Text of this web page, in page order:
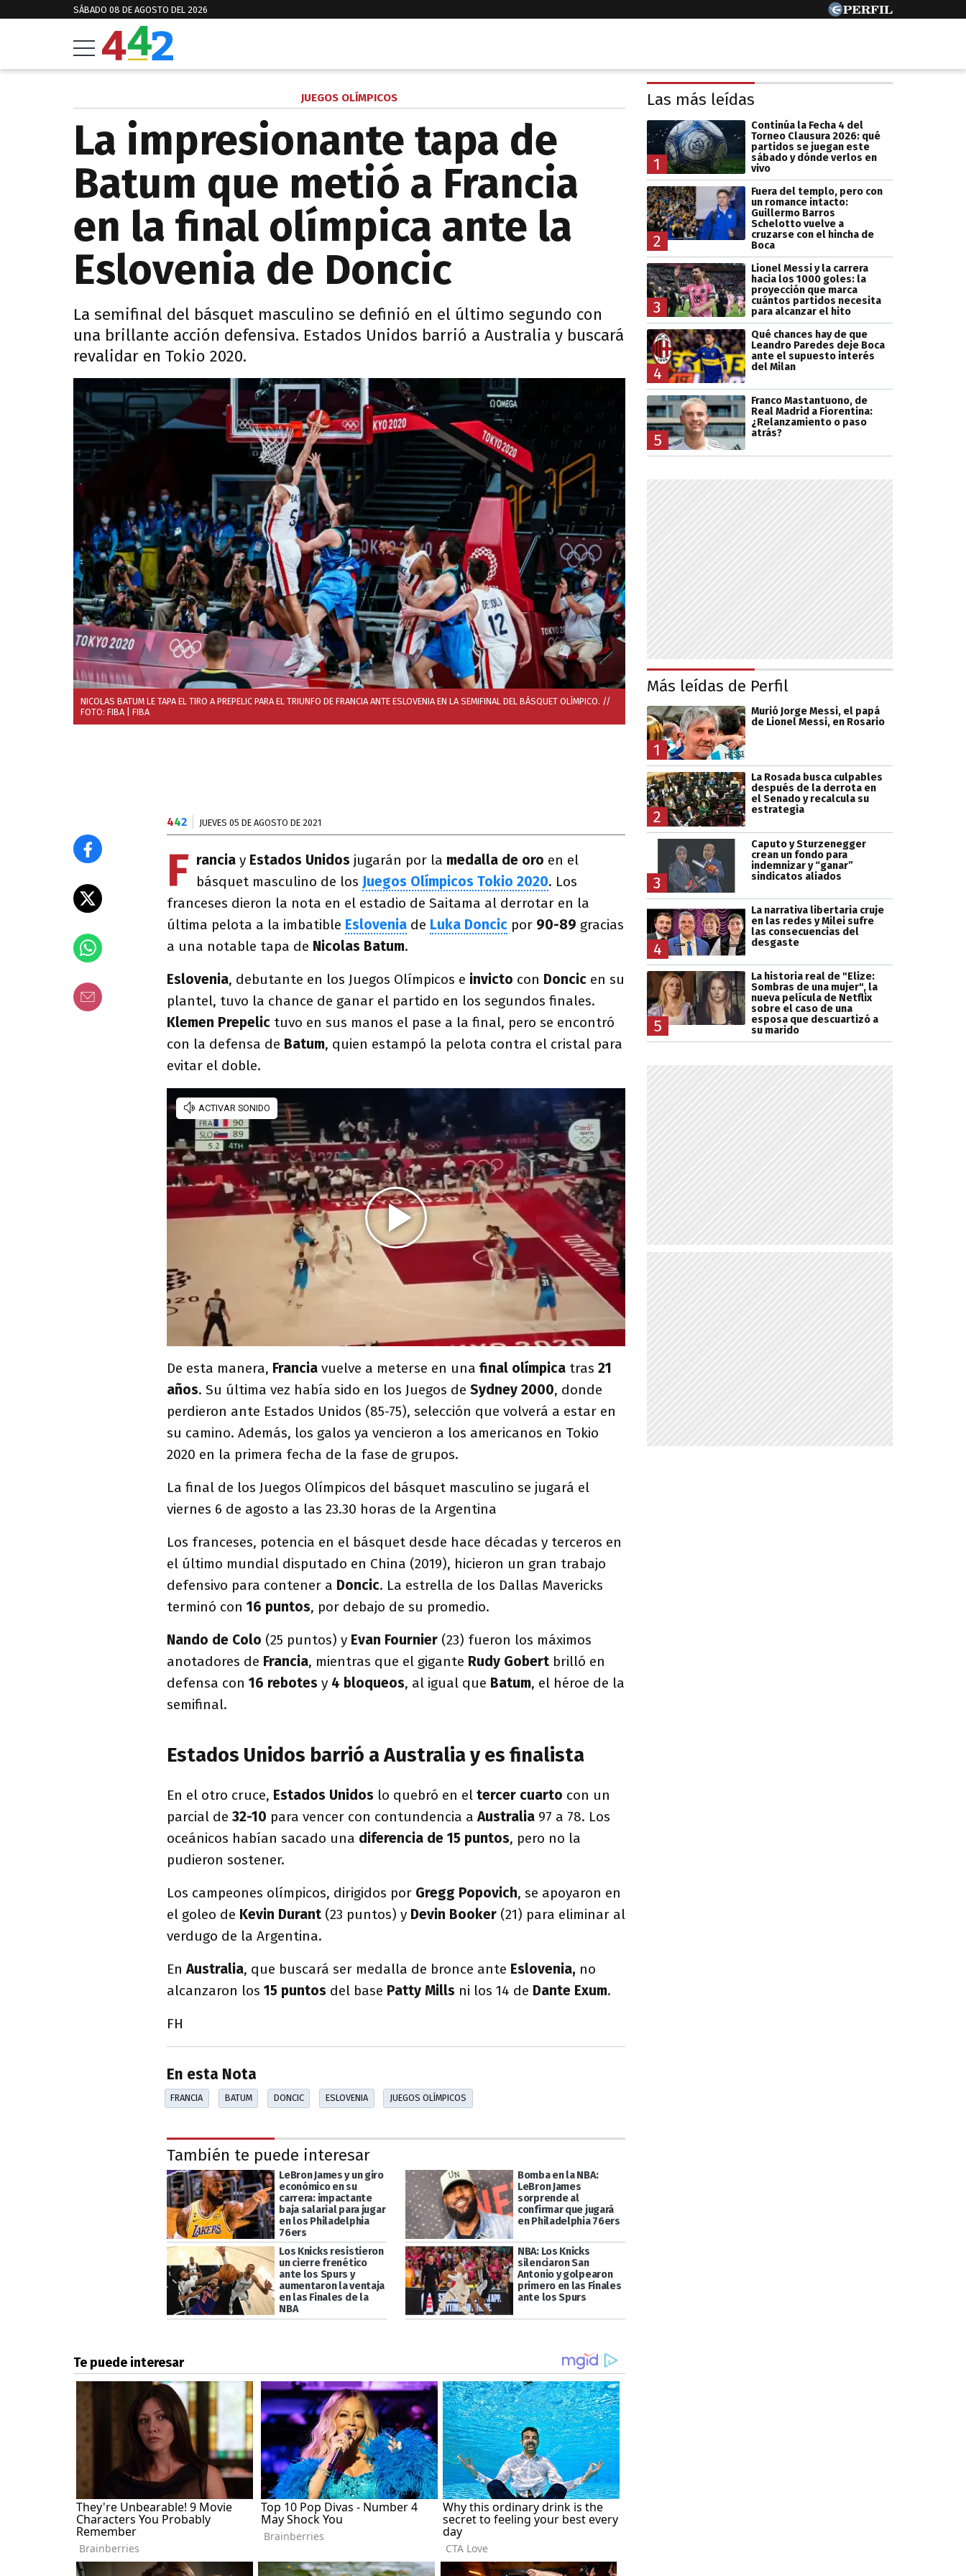
SÁBADO 08 DE AGOSTO DEL 2026
JUEGOS OLÍMPICOS
La impresionante tapa de
Batum que metió a Francia
en la final olímpica ante la
Eslovenia de Doncic
La semifinal del básquet masculino se definió en el último segundo con
una brillante acción defensiva. Estados Unidos barrió a Australia y buscará
revalidar en Tokio 2020.
NICOLAS BATUM LE TAPA EL TIRO A PREPELIC PARA EL TRIUNFO DE FRANCIA ANTE ESLOVENIA EN LA SEMIFINAL DEL BÁSQUET OLÍMPICO. //
FOTO: FIBA | FIBA
442 JUEVES 05 DE AGOSTO DE 2021
F rancia y Estados Unidos jugarán por la medalla de oro en el
básquet masculino de los Juegos Olímpicos Tokio 2020. Los
franceses dieron la nota en el estadio de Saitama al derrotar en la
última pelota a la imbatible Eslovenia de Luka Doncic por 90-89 gracias
a una notable tapa de Nicolas Batum.
Eslovenia, debutante en los Juegos Olímpicos e invicto con Doncic en su
plantel, tuvo la chance de ganar el partido en los segundos finales.
Klemen Prepelic tuvo en sus manos el pase a la final, pero se encontró
con la defensa de Batum, quien estampó la pelota contra el cristal para
evitar el doble.
De esta manera, Francia vuelve a meterse en una final olímpica tras 21
años. Su última vez había sido en los Juegos de Sydney 2000, donde
perdieron ante Estados Unidos (85-75), selección que volverá a estar en
su camino. Además, los galos ya vencieron a los americanos en Tokio
2020 en la primera fecha de la fase de grupos.
La final de los Juegos Olímpicos del básquet masculino se jugará el
viernes 6 de agosto a las 23.30 horas de la Argentina
Los franceses, potencia en el básquet desde hace décadas y terceros en
el último mundial disputado en China (2019), hicieron un gran trabajo
defensivo para contener a Doncic. La estrella de los Dallas Mavericks
terminó con 16 puntos, por debajo de su promedio.
Nando de Colo (25 puntos) y Evan Fournier (23) fueron los máximos
anotadores de Francia, mientras que el gigante Rudy Gobert brilló en
defensa con 16 rebotes y 4 bloqueos, al igual que Batum, el héroe de la
semifinal.
Estados Unidos barrió a Australia y es finalista
En el otro cruce, Estados Unidos lo quebró en el tercer cuarto con un
parcial de 32-10 para vencer con contundencia aAustralia 97 a 78. Los
oceánicos habían sacado una diferencia de 15 puntos, pero no la
pudieron sostener.
Los campeones olímpicos, dirigidos por Gregg Popovich, se apoyaron en
el goleo de Kevin Durant (23 puntos) y Devin Booker (21) para eliminar al
verdugo de la Argentina.
EnAustralia, que buscará ser medalla de bronce ante Eslovenia, no
alcanzaron los 15 puntos del base Patty Mills ni los 14 de Dante Exum.
FH
En esta Nota
FRANCIA BATUM DONCIC ESLOVENIA JUEGOS OLÍMPICOS
También te puede interesar
LeBron James y un giro
económico en su
carrera: impactante
baja salarial para jugar
en los Philadelphia
76ers
Bomba en la NBA:
LeBron James
sorprende al
confirmar que jugará
en Philadelphia 76ers
Los Knicks resistieron
un cierre frenético
ante los Spurs y
aumentaron la ventaja
en las Finales de la
NBA
NBA: Los Knicks
silenciaron San
Antonio y golpearon
primero en las Finales
ante los Spurs
Las más leídas
1
Continúa la Fecha 4 del
Torneo Clausura 2026: qué
partidos se juegan este
sábado y dónde verlos en
vivo
2
Fuera del templo, pero con
un romance intacto:
Guillermo Barros
Schelotto vuelve a
cruzarse con el hincha de
Boca
3
Lionel Messi y la carrera
hacia los 1000 goles: la
proyección que marca
cuántos partidos necesita
para alcanzar el hito
4
Qué chances hay de que
Leandro Paredes deje Boca
ante el supuesto interés
del Milan
5
Franco Mastantuono, de
Real Madrid a Fiorentina:
¿Relanzamiento o paso
atrás?
Más leídas de Perfil
1
Murió Jorge Messi, el papá
de Lionel Messi, en Rosario
2
La Rosada busca culpables
después de la derrota en
el Senado y recalcula su
estrategia
3
Caputo y Sturzenegger
crean un fondo para
indemnizar y “ganar”
sindicatos aliados
4
La narrativa libertaria cruje
en las redes y Milei sufre
las consecuencias del
desgaste
5
La historia real de "Elize:
Sombras de una mujer", la
nueva película de Netflix
sobre el caso de una
esposa que descuartizó a
su marido